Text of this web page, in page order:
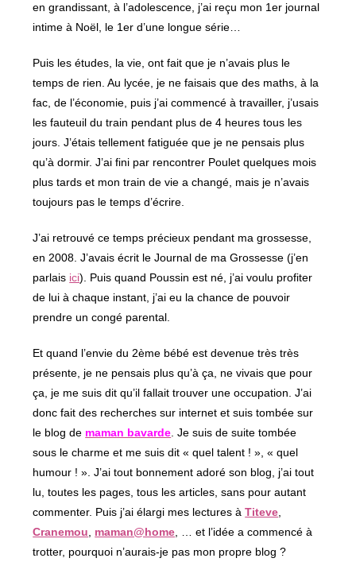
en grandissant, à l’adolescence, j’ai reçu mon 1er journal
intime à Noël, le 1er d’une longue série…
Puis les études, la vie, ont fait que je n’avais plus le
temps de rien. Au lycée, je ne faisais que des maths, à la
fac, de l’économie, puis j’ai commencé à travailler, j’usais
les fauteuil du train pendant plus de 4 heures tous les
jours. J’étais tellement fatiguée que je ne pensais plus
qu’à dormir. J’ai fini par rencontrer Poulet quelques mois
plus tards et mon train de vie a changé, mais je n’avais
toujours pas le temps d’écrire.
J’ai retrouvé ce temps précieux pendant ma grossesse,
en 2008. J’avais écrit le Journal de ma Grossesse (j’en
parlais ici). Puis quand Poussin est né, j’ai voulu profiter
de lui à chaque instant, j’ai eu la chance de pouvoir
prendre un congé parental.
Et quand l’envie du 2ème bébé est devenue très très
présente, je ne pensais plus qu’à ça, ne vivais que pour
ça, je me suis dit qu’il fallait trouver une occupation. J’ai
donc fait des recherches sur internet et suis tombée sur
le blog de maman bavarde . Je suis de suite tombée
sous le charme et me suis dit « quel talent ! », « quel
humour ! ». J’ai tout bonnement adoré son blog, j’ai tout
lu, toutes les pages, tous les articles, sans pour autant
commenter. Puis j’ai élargi mes lectures àTiteve
Cranemou
maman@home , … et l’idée a commencé à
trotter, pourquoi n’aurais-je pas mon propre blog ?